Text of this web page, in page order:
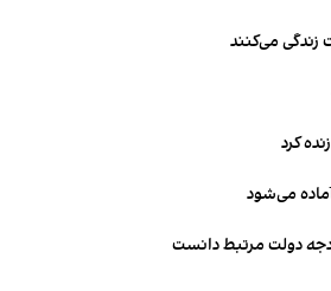
زندگی می‌کنند
کرد
می‌شود
دولت مرتبط دانست